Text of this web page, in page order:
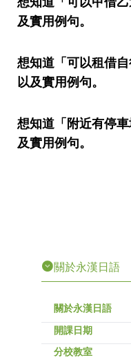
及實用例句。
想知道「可以租借
以及實用例句。
想知道「附近有停
及實用例句。
關於永漢日語
關於永漢日語
開課日期
分校教室